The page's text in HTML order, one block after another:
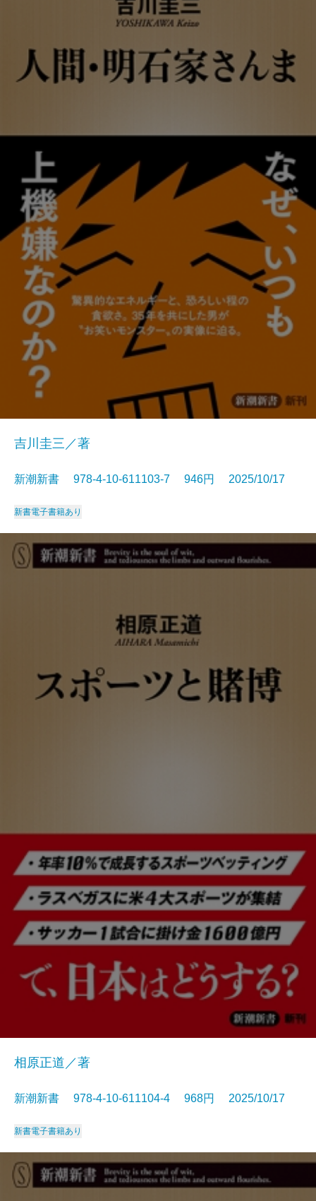
吉川圭三／著
新潮新書 978-4-10-611103-7 946円 2025/10/17
新書電子書籍あり
相原正道／著
新潮新書 978-4-10-611104-4 968円 2025/10/17
新書電子書籍あり